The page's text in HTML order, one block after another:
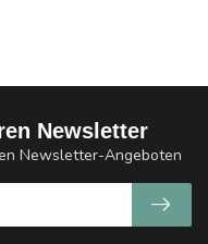
Newsletter
Newsletter-Angeboten